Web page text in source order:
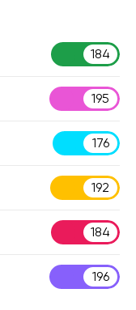
184
195
176
192
184
196